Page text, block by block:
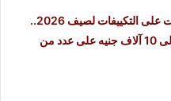
مهرجان تخفيضات على التكييفات لصيف 2026..
خصومات تصل إلى 10 آلاف جنيه على عدد من